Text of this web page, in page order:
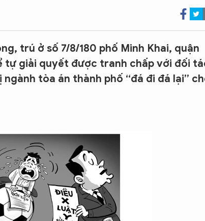
trú ở số 7/8/180 phố Minh Khai, quận
tự giải quyết được tranh chấp với đối
tòa án thành phố “đá đi đá lại”